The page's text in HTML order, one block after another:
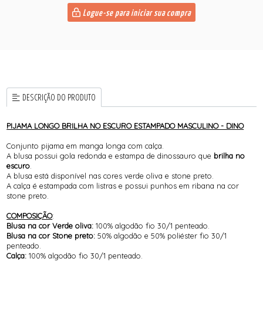
Logue-se para iniciar sua compra
DESCRIÇÃO DO PRODUTO
PIJAMA LONGO BRILHA NO ESCURO ESTAMPADO MASCULINO - DINO
Conjunto pijama em manga longa com calça.
A blusa possui gola redonda e estampa de dinossauro que brilha no
escuro
A blusa está disponível nas cores verde oliva e stone preto.
A calça é estampada com listras e possui punhos em ribana na cor
stone preto.
COMPOSIÇÃO:
Blusa na cor Verde oliva:100% algodão fio 30/1 penteado.
Blusa na cor Stone preto:50% algodão e 50% poliéster fio 30/1
penteado.
Calça: 100% algodão fio 30/1 penteado.